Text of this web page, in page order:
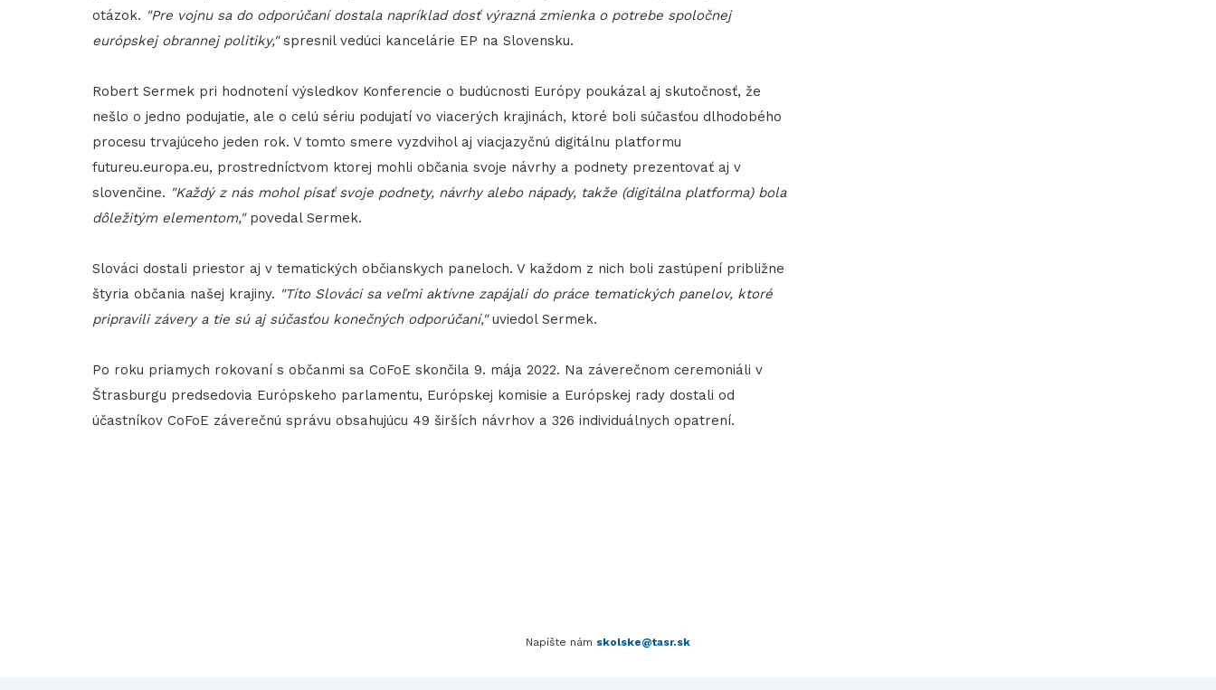
otázok. "Pre vojnu sa do odporúčaní dostala napríklad dosť výrazná zmienka o potrebe spoločnej
európskej obrannej politiky,"spresnil vedúci kancelárie EP na Slovensku.
Robert Sermek pri hodnotení výsledkov Konferencie o budúcnosti Európy poukázal aj skutočnosť, že
nešlo o jedno podujatie, ale o celú sériu podujatí vo viacerých krajinách, ktoré boli súčasťou dlhodobého
procesu trvajúceho jeden rok. V tomto smere vyzdvihol aj viacjazyčnú digitálnu platformu
futureu.europa.eu, prostredníctvom ktorej mohli občania svoje návrhy a podnety prezentovať aj v
slovenčine. "Každý z nás mohol písať svoje podnety, návrhy alebo nápady, takže (digitálna platforma) bola
dôležitým elementom," povedal Sermek.
Slováci dostali priestor aj v tematických občianskych paneloch. V každom z nich boli zastúpení približne
štyria občania našej krajiny. "Títo Slováci sa veľmi aktívne zapájali do práce tematických panelov, ktoré
pripravili závery a tie sú aj súčasťou konečných odporúčaní,"uviedol Sermek.
Po roku priamych rokovaní s občanmi sa CoFoE skončila 9. mája 2022. Na záverečnom ceremoniáli v
Štrasburgu predsedovia Európskeho parlamentu, Európskej komisie a Európskej rady dostali od
účastníkov CoFoE záverečnú správu obsahujúcu 49 širších návrhov a 326 individuálnych opatrení.
Napíšte nám skolske@tasr.sk